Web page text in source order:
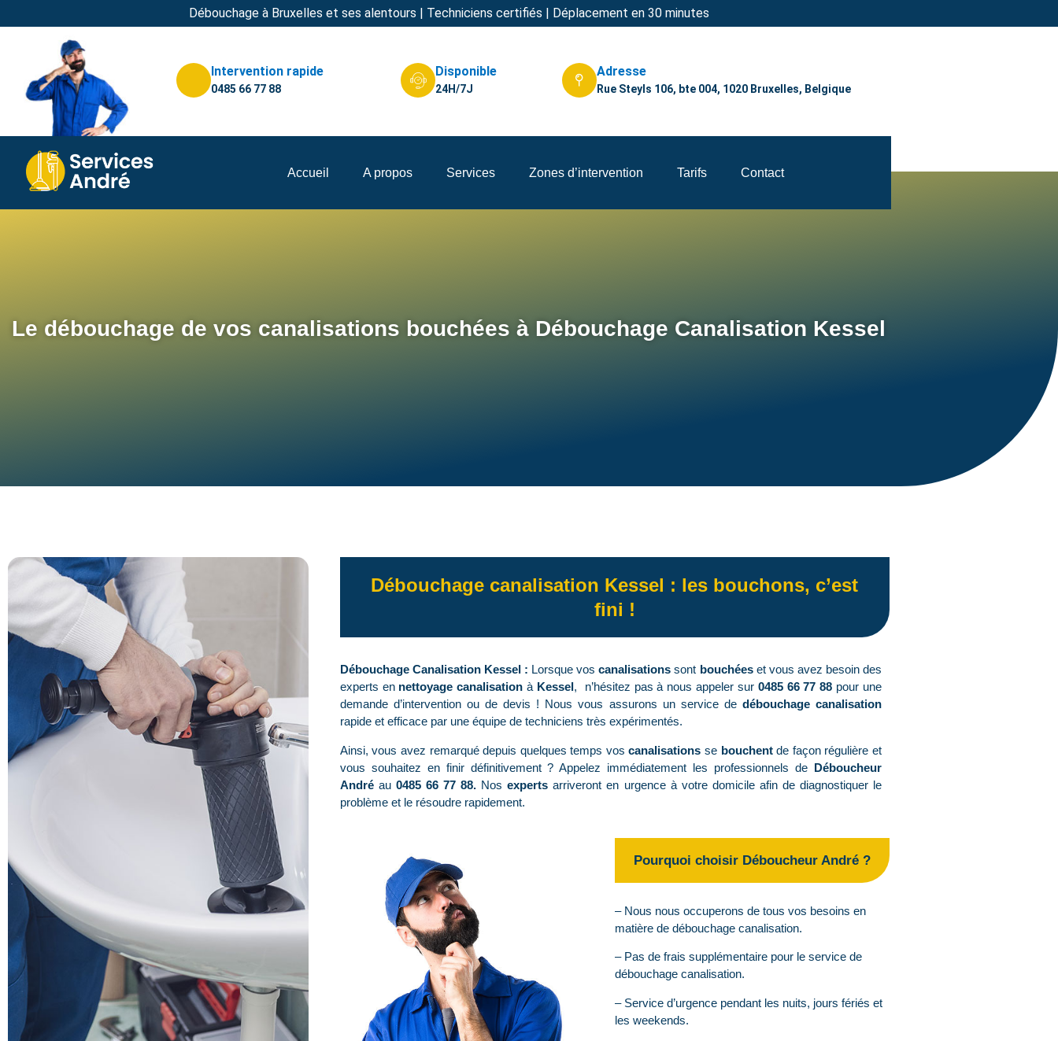
Débouchage à Bruxelles et ses alentours | Techniciens certifiés | Déplacement en 30 minutes
Intervention rapide
0485 66 77 88
Disponible
24H/7J
Adresse
Rue Steyls 106, bte 004, 1020 Bruxelles, Belgique
Accueil A propos Services Zones d’intervention Tarifs Contact
Le débouchage de vos canalisations bouchées à Débouchage Canalisation Kessel
Débouchage canalisation Kessel : les bouchons, c’est
fini !
Débouchage Canalisation Kessel : Lorsque voscanalisations sont bouchéeset vous avez besoin des
experts en nettoyage canalisation à Kessel, n’hésitez pas à nous appeler sur 0485 66 77 88 pour une
demande d’intervention ou de devis ! Nous vous assurons un service de débouchage canalisation
rapide et efficace par une équipe de techniciens très expérimentés.
Ainsi, vous avez remarqué depuis quelques temps voscanalisations se bouchentde façon régulière et
vous souhaitez en finir définitivement ? Appelez immédiatement les professionnels de Déboucheur
Andréau 0485 66 77 88. Nosexperts arriveront en urgence à votre domicile afin de diagnostiquer le
problème et le résoudre rapidement.
Pourquoi choisir Déboucheur André ?
– Nous nous occuperons de tous vos besoins en
matière de débouchage canalisation.
– Pas de frais supplémentaire pour le service de
débouchage canalisation.
– Service d’urgence pendant les nuits, jours fériés et
les weekends.